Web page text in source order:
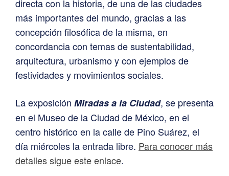
directa con la historia, de una de las ciudades
más importantes del mundo, gracias a las
concepción filosófica de la misma, en
concordancia con temas de sustentabilidad,
arquitectura, urbanismo y con ejemplos de
festividades y movimientos sociales.
La exposición Miradas a la Ciudad, se presenta
en el Museo de la Ciudad de México, en el
centro histórico en la calle de Pino Suárez, el
día miércoles la entrada libre. Para conocer más
detalles sigue este enlace.